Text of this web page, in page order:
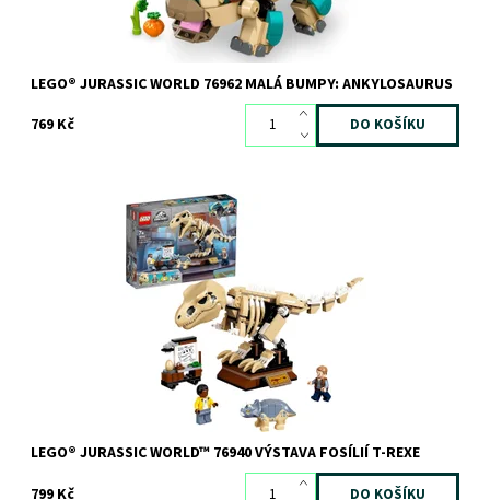
LEGO® JURASSIC WORLD 76962 MALÁ BUMPY: ANKYLOSAURUS
769 Kč
Zábavná sada se skládací kostrou T-rexe
Skladem3 ks
9672
LEGO® JURASSIC WORLD™ 76940 VÝSTAVA FOSÍLIÍ T-REXE
799 Kč